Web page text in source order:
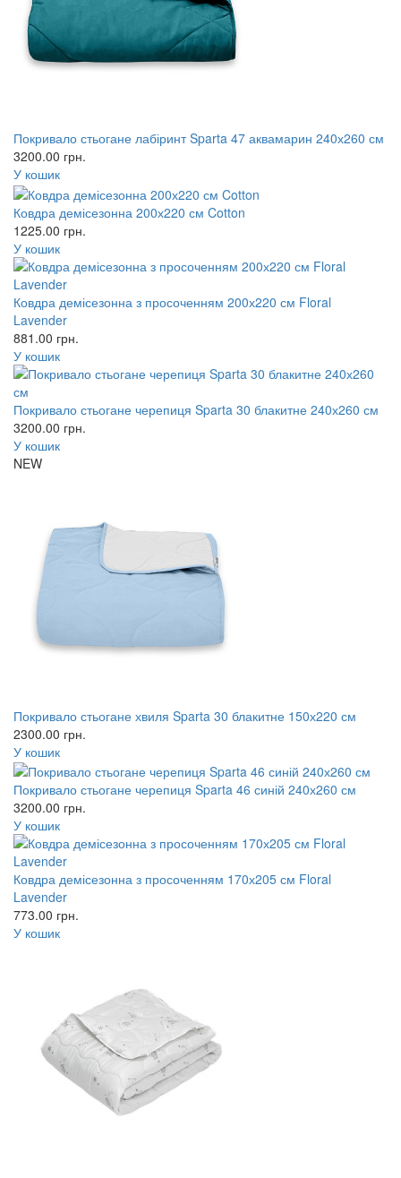
Покривало стьогане лабіринт Sparta 47 аквамарин 240х260 см
3200.00 грн.
У кошик
Ковдра демісезонна 200х220 см Cotton
1225.00 грн.
У кошик
Ковдра демісезонна з просоченням 200х220 см Floral
Lavender
881.00 грн.
У кошик
Покривало стьогане черепиця Sparta 30 блакитне 240х260 см
3200.00 грн.
У кошик
NEW
Покривало стьогане хвиля Sparta 30 блакитне 150х220 см
2300.00 грн.
У кошик
Покривало стьогане черепиця Sparta 46 синій 240х260 см
3200.00 грн.
У кошик
Ковдра демісезонна з просоченням 170х205 см Floral
Lavender
773.00 грн.
У кошик